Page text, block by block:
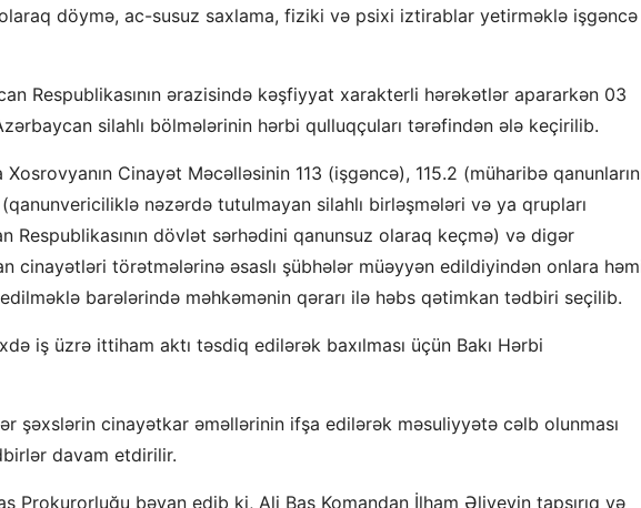
döymə, ac-susuz saxlama, fiziki və psixi iztirablar yetirməklə işgəncə
Respublikasının ərazisində kəşfiyyat xarakterli hərəkətlər apararkən 03
silahlı bölmələrinin hərbi qulluqçuları tərəfindən ələ keçirilib.
Cinayət Məcəlləsinin 113 (işgəncə), 115.2 (müharibə
nəzərdə tutulmayan silahlı birləşmələri və ya qrupları
Respublikasının dövlət sərhədini qanunsuz olaraq keçmə) və digər
cinayətləri törətmələrinə əsaslı şübhələr müəyyən edildiyindən onlara
barələrində məhkəmənin qərarı ilə həbs qətimkan tədbiri seçilib.
iş üzrə ittiham aktı təsdiq edilərək baxılması üçün Bakı Hərbi
şəxslərin cinayətkar əməllərinin ifşa edilərək məsuliyyətə cəlb olunması
davam etdirilir.
Prokurorluğu bəyan edib ki, Ali Baş Komandan İlham Əliyevin tapşırıq və